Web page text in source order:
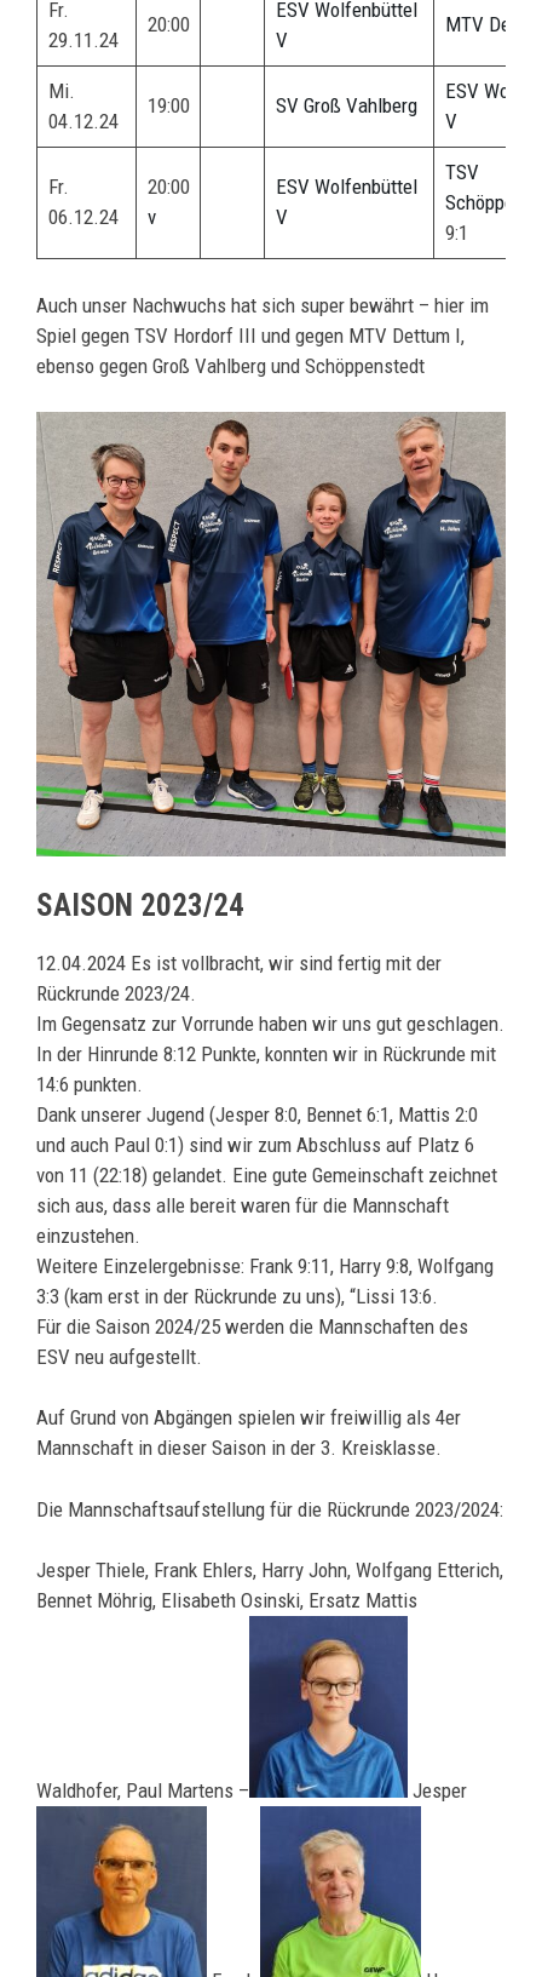
Fr.
29.11.24
20:00
ESV Wolfenbüttel
V
MTV
Mi.
04.12.24
19:00 SV Groß Vahlberg
ESV
V
Fr.
06.12.24
20:00
v
ESV Wolfenbüttel
V
TSV
9:1
Auch unser Nachwuchs hat sich super bewährt – hier im
Spiel gegen TSV Hordorf III und gegen MTV Dettum I,
ebenso gegen Groß Vahlberg und Schöppenstedt
SAISON 2023/24
12.04.2024 Es ist vollbracht, wir sind fertig mit der
Rückrunde 2023/24.
Im Gegensatz zur Vorrunde haben wir uns gut geschlagen.
In der Hinrunde 8:12 Punkte, konnten wir in Rückrunde mit
14:6 punkten.
Dank unserer Jugend (Jesper 8:0, Bennet 6:1, Mattis 2:0
und auch Paul 0:1) sind wir zum Abschluss auf Platz 6
von 11 (22:18) gelandet. Eine gute Gemeinschaft zeichnet
sich aus, dass alle bereit waren für die Mannschaft
einzustehen.
Weitere Einzelergebnisse: Frank 9:11, Harry 9:8, Wolfgang
3:3 (kam erst in der Rückrunde zu uns), “Lissi 13:6.
Für die Saison 2024/25 werden die Mannschaften des
ESV neu aufgestellt.
Auf Grund von Abgängen spielen wir freiwillig als 4er
Mannschaft in dieser Saison in der 3. Kreisklasse.
Die Mannschaftsaufstellung für die Rückrunde 2023/2024:
Jesper Thiele, Frank Ehlers, Harry John, Wolfgang Etterich,
Bennet Möhrig, Elisabeth Osinski, Ersatz Mattis
Waldhofer, Paul Martens – Jesper